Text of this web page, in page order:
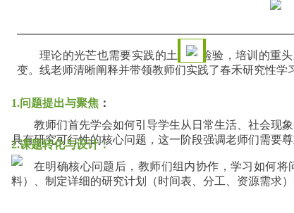
理论的光芒也需要实践的土壤来检验，培训的重
变。线老师清晰阐释并带领教师们实践了春禾研究性学
1.问题提出与聚焦 ：
教师们首先学会如何引导学生从日常生活、社会现
具有研究可行性的核心问题，这一阶段强调老师们需要
2.课题转化与设计：
在明确核心问题后，教师们组内协作，学习如何
料）、制定详细的研究计划（时间表、分工、资源需求